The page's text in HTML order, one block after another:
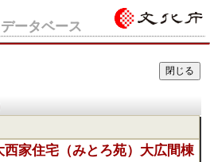
データベース
西家住宅（みとろ苑）大広間棟